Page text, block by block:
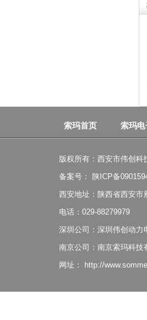
索玛首页 索玛
版权所有：西安市伟创科
备案号：
陕ICP备
西安地址：陕西省西安市
电话：029-88279979
深圳公司：深圳伟创动力
南京公司：南京索玛科技
网址：
http://